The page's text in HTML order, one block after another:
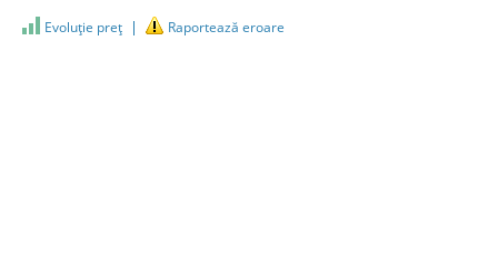
Evoluţie preţ Raportează eroare